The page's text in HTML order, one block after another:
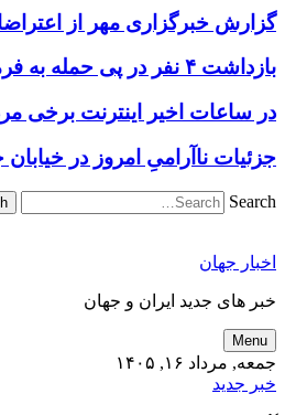
گزارش خبرگزاری مهر از
بازداشت ۴ نفر در پی حمله به فرمانداری فسا
در ساعات اخیر اینترنت برخی
جزئیات ناآرامیِ امروز در
Search
اخبار جهان
خبر های جدید ایران و جهان
Menu
جمعه, مرداد ۱۶, ۱۴۰۵
خبر جدید